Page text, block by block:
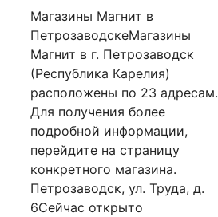
Магазины Магнит в
ПетрозаводскеМагазины
Магнит в г. Петрозаводск
(Республика Карелия)
расположены по 23 адресам.
Для получения более
подробной информации,
перейдите на страницу
конкретного магазина.
Петрозаводск, ул. Труда, д.
6Сейчас открыто